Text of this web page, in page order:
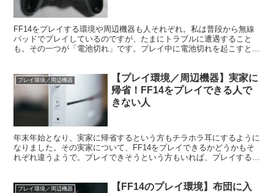
FF14をプレイする環境や周辺機器も人それぞれ。私は普段から無線
パッドでプレイしているのですが、たまにトラブルに遭遇すること
も。その一つが「電池切れ」です。プレイ中に電池切れを起こすと、
プレイ環境／周辺機器
【プレイ環境／周辺機器】実家に
帰省！FF14をプレイできる人で
きない人
年末年始となり、実家に帰省するという方もチラホラ耳にするように
なりました。その実家について、FF14をプレイできるかどうかもそ
れぞれ違うようで。プレイできそうという方もいれば、プレイするの
プレイ環境／周辺機器
【FF14のプレイ環境】布団に入